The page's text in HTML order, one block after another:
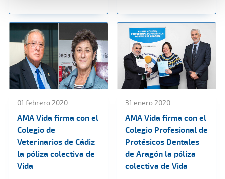
01 febrero 2020
AMA Vida firma con el
Colegio de
Veterinarios de Cádiz
la póliza colectiva de
Vida
31 enero 2020
AMA Vida firma con el
Colegio Profesional de
Protésicos Dentales
de Aragón la póliza
colectiva de Vida